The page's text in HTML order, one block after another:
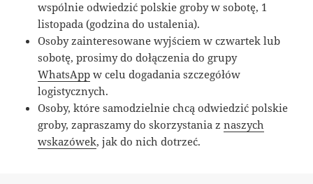
wspólnie odwiedzić polskie groby w sobotę, 1
listopada (godzina do ustalenia).
Osoby zainteresowane wyjściem w czwartek lub
sobotę, prosimy do dołączenia do grupy
WhatsApp w celu dogadania szczegółów
logistycznych.
Osoby, które samodzielnie chcą odwiedzić polskie
groby, zapraszamy do skorzystania znaszych
wskazówek, jak do nich dotrzeć.